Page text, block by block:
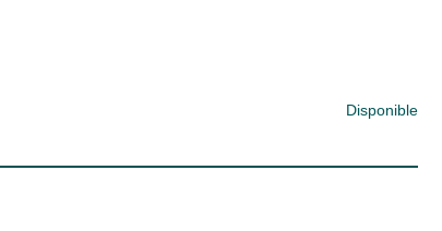
Disponible